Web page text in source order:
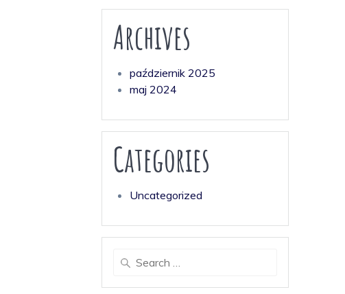
Archives
październik 2025
maj 2024
Categories
Uncategorized
Search